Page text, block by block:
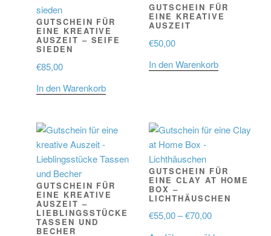
GUTSCHEIN FÜR
EINE KREATIVE
AUSZEIT – SEIFE
SIEDEN
€85,00
In den Warenkorb
GUTSCHEIN FÜR
EINE KREATIVE
AUSZEIT
€50,00
In den Warenkorb
GUTSCHEIN FÜR
EINE KREATIVE
AUSZEIT –
LIEBLINGSSTÜCKE
TASSEN UND
BECHER
GUTSCHEIN FÜR
EINE CLAY AT HOME
BOX –
LICHTHÄUSCHEN
€55,00–€70,00Preisspanne: